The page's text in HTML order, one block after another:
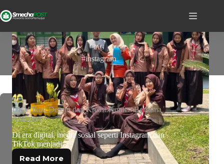
TAG
#instagram
DKV Ikuti Desain dan Kreasi Konten Bersama
Amazing
Di era digital, media sosial seperti Instagram dan
TikTok menjadi…
Read More